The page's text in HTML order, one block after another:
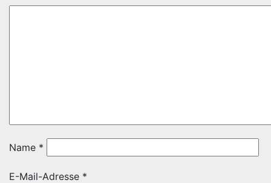
Name *
E-Mail-Adresse *